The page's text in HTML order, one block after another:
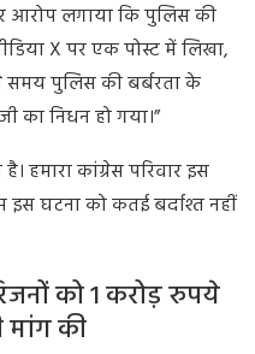
आरोप लगाया कि पुलिस की
X पर एक पोस्ट में लिखा,
समय पुलिस की बर्बरता के
का निधन हो गया।”
हमारा कांग्रेस परिवार इस
घटना को कतई बर्दाश्त नहीं
को 1 करोड़ रुपये
की